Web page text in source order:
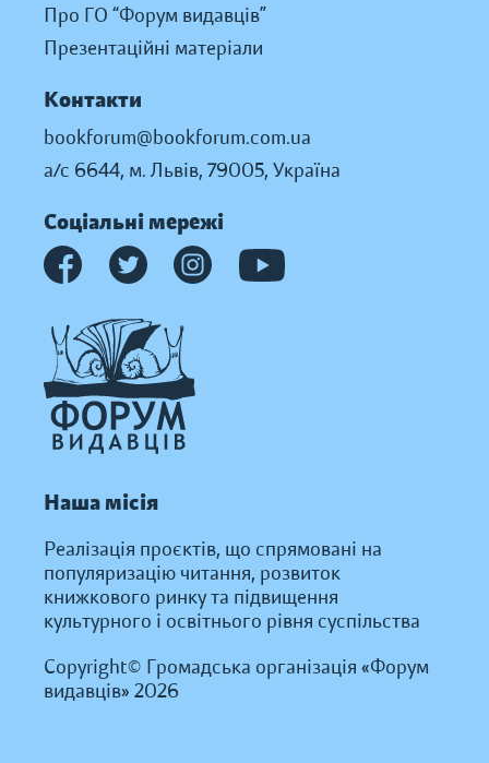
Про ГО “Форум видавців”
Презентаційні матеріали
Контакти
bookforum@bookforum.com.ua
а/с 6644, м. Львів, 79005, Україна
Соціальні мережі
Наша місія
Реалізація проєктів, що спрямовані на
популяризацію читання, розвиток
книжкового ринку та підвищення
культурного і освітнього рівня суспільства
Copyright© Громадська організація «Форум
видавців» 2026